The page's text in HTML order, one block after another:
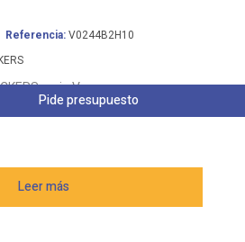
Referencia: V0244B2H10
serie V
Leer más
Pide presupuesto